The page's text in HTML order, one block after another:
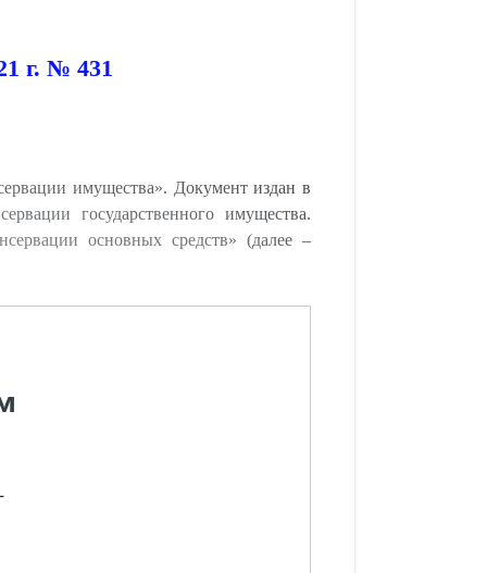
г. № 431
имущества». Документ издан в
государственного имущества.
основных средств» (далее –